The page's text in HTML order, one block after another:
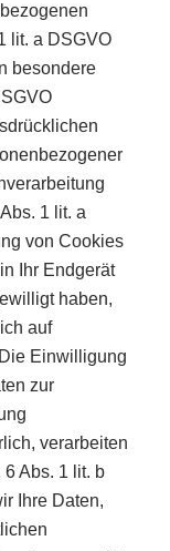
lit. a DSGVO
besondere
1 lit. a
von Cookies
Ihr Endgerät
haben,
auf
Einwilligung
zur
verarbeiten
Abs. 1 lit. b
Ihre Daten,